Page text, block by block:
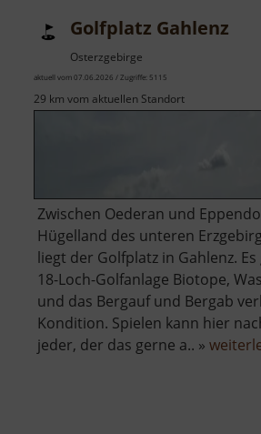
Golfplatz Gahlenz
Osterzgebirge
aktuell vom 07.06.2026 / Zugriffe: 5115
29 km vom aktuellen Standort
Zwischen Oederan und
Hügelland des unteren
liegt der Golfplatz in Gahlenz.
18-Loch-Golfanlage Biotope,
und das Bergauf und Bergab
Kondition. Spielen kann hier
jeder, der das gerne a.. »